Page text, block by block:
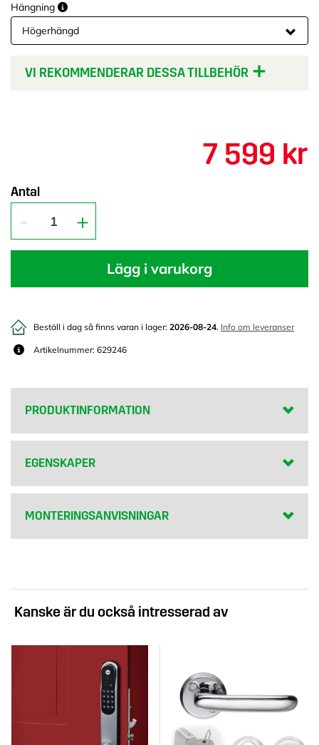
Hängning
VI REKOMMENDERAR DESSA TILLBEHÖR
7 599 kr
Antal
Lägg i varukorg
Beställ i dag så finns varan i lager: 2026-08-24. Info om leveranser
Artikelnummer: 629246
PRODUKTINFORMATION
EGENSKAPER
MONTERINGSANVISNINGAR
Kanske är du också intresserad av